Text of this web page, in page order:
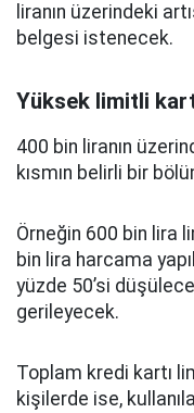
liranın üzerindeki
belgesi istenecek.
Yüksek limitli
400 bin liranın
kısmın belirli bir
Örneğin 600 bin lira
bin lira harcama
yüzde 50’si
gerileyecek.
Toplam kredi kartı
kişilerde ise,